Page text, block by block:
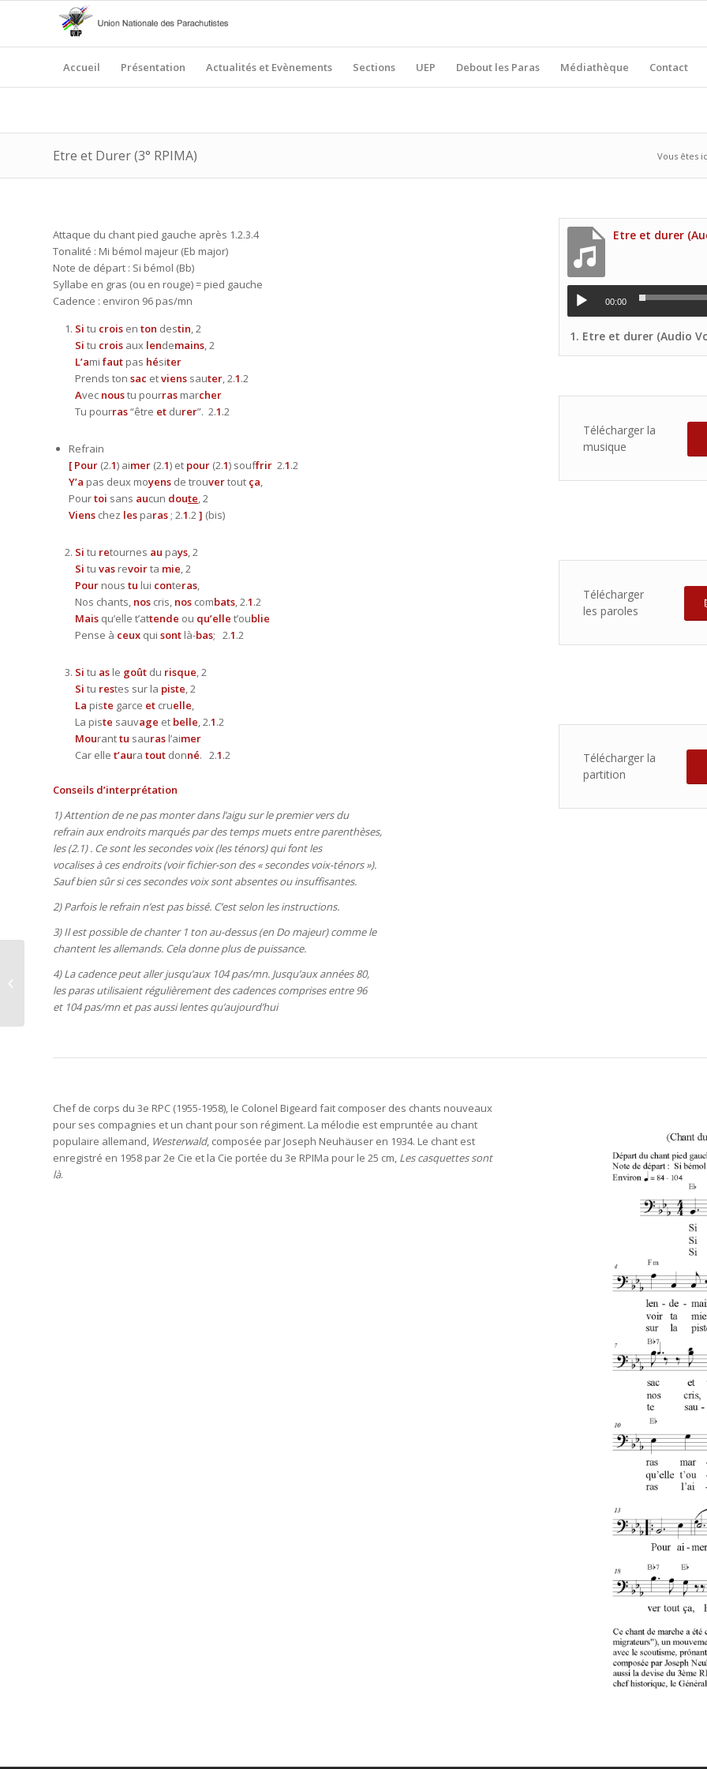
Accueil Présentation Actualités et Evènements Sections UEP Debout les Paras Médiathèque Contact
Etre et Durer (3° RPIMA) Vous êtes
Attaque du chant pied gauche après 1.2.3.4
Tonalité : Mi bémol majeur (Eb major)
Note de départ : Si bémol (Bb)
Syllabe en gras (ou en rouge) = pied gauche
Cadence : environ 96 pas/mn
Si tu crois en ton destin, 2
Si tu crois aux lendemains, 2
L’ami faut pas hésiter
Prends ton sac etviens sauter, 2.1.2
Avec noustu pourras marcher
Tu pourras“être et durer”. 2.1.2
Refrain
[ Pour (2.1) aimer (2.1) et pour (2.1) souffrir 2.1.2
Y’a pas deux moyens de trouvertout ça,
Pourtoi sans aucun doute, 2
Viens chez les paras ; 2.1.2] (bis)
Si tu retournes au pays, 2
Si tu vas revoirta mie, 2
Pour nous tu lui conteras,
Nos chants, nos cris, nos combats, 2.1.2
Mais qu’elle t’attende ou qu’elle t’oublie
Pense à ceux qui sont là-bas; 2.1.2
Si tu as le goût du risque, 2
Si tu restes sur la piste, 2
La piste garce et cruelle,
La piste sauvage et belle, 2.1.2
Mouranttu sauras l’aimer
Car elle t’aura tout donné. 2.1.2
Conseils d’interprétation
1) Attention de ne pas monter dans l’aigu sur le premier vers du
refrain aux endroits marqués par des temps muets entre parenthèses,
les (2.1) . Ce sont les secondes voix (les ténors) qui font les
vocalises à ces endroits (voir fichier-son des « secondes voix-ténors »).
Sauf bien sûr si ces secondes voix sont absentes ou insuffisantes.
2) Parfois le refrain n’est pas bissé. C’est selon les instructions.
3) Il est possible de chanter 1 ton au-dessus (en Do majeur) comme le
chantent les allemands. Cela donne plus de puissance.
4) La cadence peut aller jusqu’aux 104 pas/mn. Jusqu’aux années 80,
les paras utilisaient régulièrement des cadences comprises entre 96
et 104 pas/mn et pas aussi lentes qu’aujourd’hui
00:00
1. Etre et durer (Audio Voix
Télécharger la
musique
Télécharger
les paroles
Télécharger la
partition
Chef de corps du 3e RPC (1955-1958), le Colonel Bigeard fait composer des chants nouveaux
pour ses compagnies et un chant pour son régiment. La mélodie est empruntée au chant
populaire allemand, Westerwald, composée par Joseph Neuhäuser en 1934. Le chant est
enregistré en 1958 par 2e Cie et la Cie portée du 3e RPIMa pour le 25 cm, Les casquettes sont
là.
Saint Michel 2024